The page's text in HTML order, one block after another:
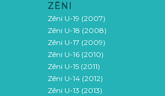
ZĒNI
Zēni U-19 (2007)
Zēni U-18 (2008)
Zēni U-17 (2009)
Zēni U-16 (2010)
Zēni U-15 (2011)
Zēni U-14 (2012)
Zēni U-13 (2013)